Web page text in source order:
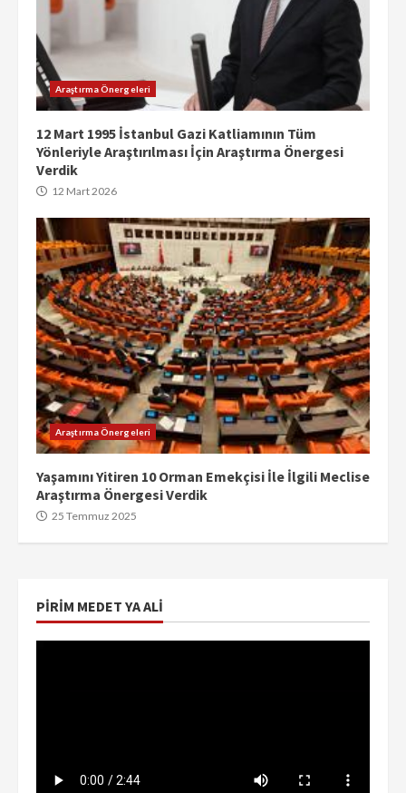
Araştırma Önergeleri
12 Mart 1995 İstanbul Gazi Katliamının Tüm
Yönleriyle Araştırılması İçin Araştırma Önergesi
Verdik
12 Mart 2026
Araştırma Önergeleri
Yaşamını Yitiren 10 Orman Emekçisi İle İlgili Meclise
Araştırma Önergesi Verdik
25 Temmuz 2025
PIRIM MEDET YA ALI